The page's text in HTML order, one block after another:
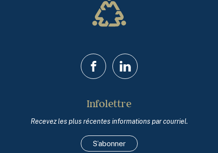
FacebookLinkedIn
Infolettre
Recevez les plus récentes informations par courriel.
S’abonner